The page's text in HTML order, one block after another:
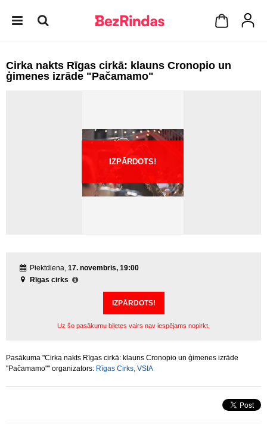
Cirka nakts Rīgas cirkā: klauns Cronopio un
ģimenes izrāde "Pačamamo"
IZPĀRDOTS!
Piektdiena, 17. novembris, 19:00
Rīgas cirks
IZPĀRDOTS!
Uz šo pasākumu biļetes vairs nav iespējams nopirkt.
Pasākuma "Cirka nakts Rīgas cirkā: klauns Cronopio un ģimenes izrāde
"Pačamamo"" organizators: Rīgas Cirks, VSIA